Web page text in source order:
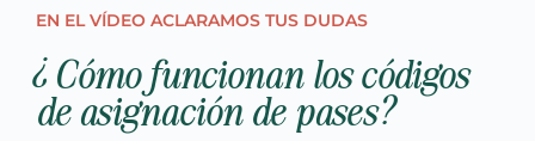
EN EL VÍDEO ACLARAMOS TUS DUDAS
¿Cómo funcionan los códigos
de asignación de pases?